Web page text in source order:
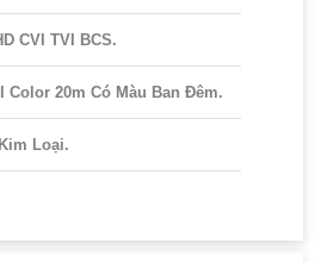
CVI TVI BCS.
Color 20m Có Màu Ban Đêm.
Loại.